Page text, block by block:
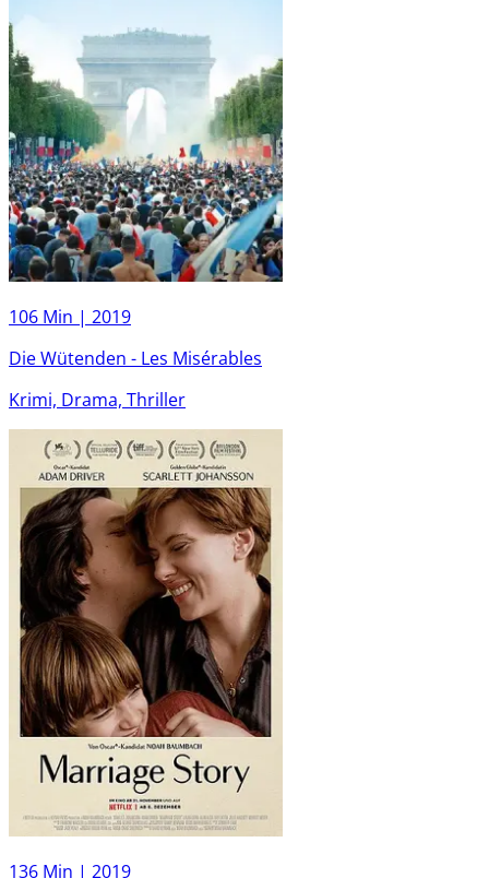
106 Min | 2019
Die Wütenden - Les Misérables
Krimi, Drama, Thriller
136 Min | 2019